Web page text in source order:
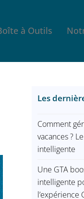
à Outils
Les
Comment
vacances ?
intelligente
Une GTA
intelligente
l’expérience